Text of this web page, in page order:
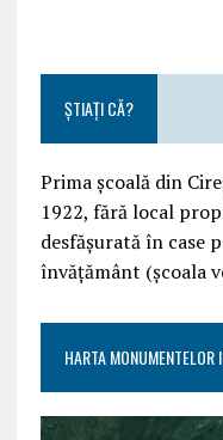
ȘTIAȚI CĂ?
Prima școală din
1922, fără local
desfășurată în case
învățământ (școala
HARTA MONUMENTELOR